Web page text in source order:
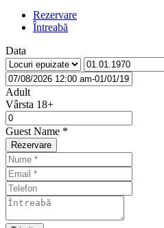
Rezervare
Întreabă
Data
Adult
Vârsta 18+
Guest Name *
Rezervare